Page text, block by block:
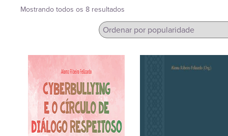
Mostrando todos os 8 resultados
popularidade